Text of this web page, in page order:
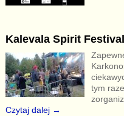
Kalevala Spirit
tym
Czytaj dalej →